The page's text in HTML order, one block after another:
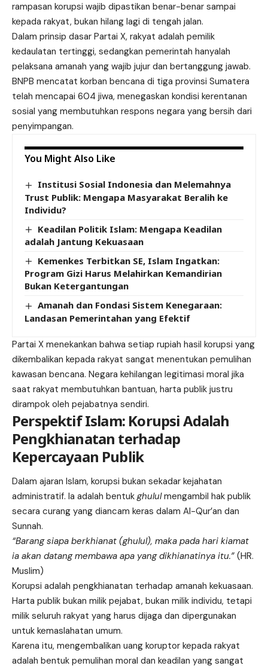
rampasan korupsi wajib dipastikan benar-benar sampai
kepada rakyat, bukan hilang lagi di tengah jalan.
Dalam prinsip dasar Partai X, rakyat adalah pemilik
kedaulatan tertinggi, sedangkan pemerintah hanyalah
pelaksana amanah yang wajib jujur dan bertanggung jawab.
BNPB mencatat korban bencana di tiga provinsi Sumatera
telah mencapai 604 jiwa, menegaskan kondisi kerentanan
sosial yang membutuhkan respons negara yang bersih dari
penyimpangan.
You Might Also Like
Institusi Sosial Indonesia dan Melemahnya
Trust Publik: Mengapa Masyarakat Beralih ke
Individu?
Keadilan Politik Islam: Mengapa Keadilan
adalah Jantung Kekuasaan
Kemenkes Terbitkan SE, Islam Ingatkan:
Program Gizi Harus Melahirkan Kemandirian
Bukan Ketergantungan
Amanah dan Fondasi Sistem Kenegaraan:
Landasan Pemerintahan yang Efektif
Partai X menekankan bahwa setiap rupiah hasil korupsi yang
dikembalikan kepada rakyat sangat menentukan pemulihan
kawasan bencana. Negara kehilangan legitimasi moral jika
saat rakyat membutuhkan bantuan, harta publik justru
dirampok oleh pejabatnya sendiri.
Perspektif Islam: Korupsi Adalah
Pengkhianatan terhadap
Kepercayaan Publik
Dalam ajaran Islam, korupsi bukan sekadar kejahatan
administratif. Ia adalah bentukghululmengambil hak publik
secara curang yang diancam keras dalam Al-Qur’an dan
Sunnah.
“Barang siapa berkhianat (ghulul), maka pada hari kiamat
ia akan datang membawa apa yang dikhianatinya itu.” (HR.
Muslim)
Korupsi adalah pengkhianatan terhadap amanah kekuasaan.
Harta publik bukan milik pejabat, bukan milik individu, tetapi
milik seluruh rakyat yang harus dijaga dan dipergunakan
untuk kemaslahatan umum.
Karena itu, mengembalikan uang koruptor kepada rakyat
adalah bentuk pemulihan moral dan keadilan yang sangat